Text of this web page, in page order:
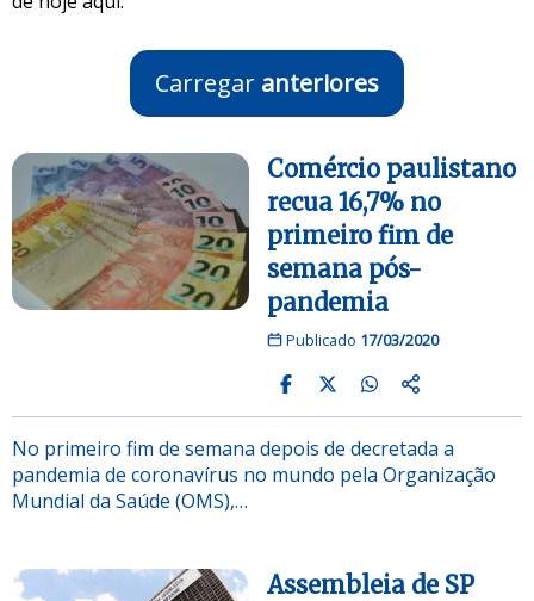
Carregar anteriores
Comércio paulistano
recua 16,7% no
primeiro fim de
semana pós-
pandemia
Publicado 17/03/2020
No primeiro fim de semana depois de decretada a
pandemia de coronavírus no mundo pela Organização
Mundial da Saúde (OMS),…
Assembleia de SP